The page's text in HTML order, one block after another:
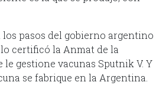
los pasos del gobierno argentino
certificó la Anmat de la
gestione vacunas Sputnik V. Y
se fabrique en la Argentina.